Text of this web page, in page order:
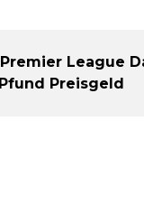
League
Preisgeld